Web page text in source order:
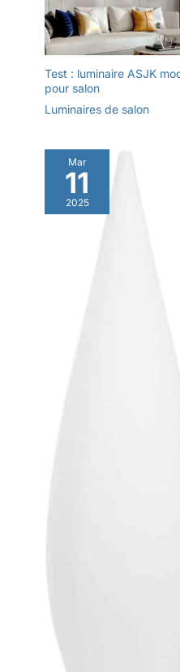
Test : luminaire ASJK
pour salon
Luminaires de salon
Mar
11
2025